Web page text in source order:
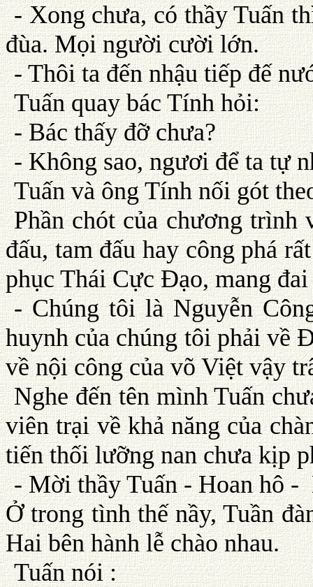
- Xong chưa, có thầy Tuấn
đùa. Mọi người cười lớn.
- Thôi ta đến nhậu tiếp đế
Tuấn quay bác Tính hỏi:
- Bác thấy đỡ chưa?
- Không sao, ngươi để ta tự
Tuấn và ông Tính nối gót
Phần chót của chương trình
đấu, tam đấu hay công phá
phục Thái Cực Ðạo, mang
- Chúng tôi là Nguyễn
huynh của chúng tôi phải về
về nội công của võ Việt vậy
Nghe đến tên mình Tuấn
viên trại về khả năng của
tiến thối lưỡng nan chưa kịp
- Mời thầy Tuấn - Hoan hô -
Ở trong tình thế nầy, Tuần
Hai bên hành lễ chào nhau.
Tuấn nói :